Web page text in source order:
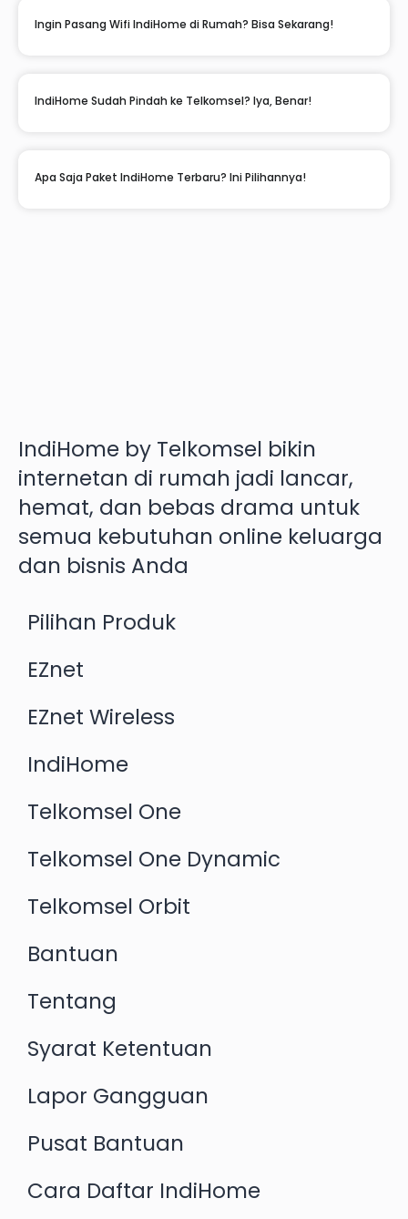
Ingin Pasang Wifi IndiHome di Rumah? Bisa Sekarang!
IndiHome Sudah Pindah ke Telkomsel? Iya, Benar!
Apa Saja Paket IndiHome Terbaru? Ini Pilihannya!
IndiHome by Telkomsel bikin
internetan di rumah jadi lancar,
hemat, dan bebas drama untuk
semua kebutuhan online keluarga
dan bisnis Anda
Pilihan Produk
EZnet
EZnet Wireless
IndiHome
Telkomsel One
Telkomsel One Dynamic
Telkomsel Orbit
Bantuan
Tentang
Syarat Ketentuan
Lapor Gangguan
Pusat Bantuan
Cara Daftar IndiHome